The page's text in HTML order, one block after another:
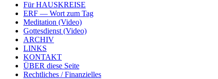
Für HAUSKREISE
ERF — Wort zum Tag
Meditation (Video)
Gottesdienst (Video)
ARCHIV
LINKS
KONTAKT
ÜBER diese Seite
Rechtliches / Finanzielles